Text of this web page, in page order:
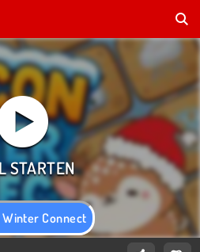
Winter Connect